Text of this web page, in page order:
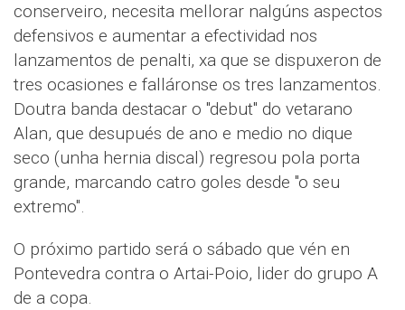
conserveiro, necesita mellorar nalgúns aspectos
defensivos e aumentar a efectividad nos
lanzamentos de penalti, xa que se dispuxeron de
tres ocasiones e falláronse os tres lanzamentos.
Doutra banda destacar o "debut" do vetarano
Alan, que desupués de ano e medio no dique
seco (unha hernia discal) regresou pola porta
grande, marcando catro goles desde "o seu
extremo".
O próximo partido será o sábado que vén en
Pontevedra contra o Artai-Poio, lider do grupo A
de a copa.